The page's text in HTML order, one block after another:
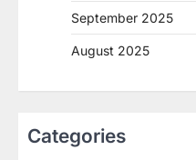
September 2025
August 2025
Categories